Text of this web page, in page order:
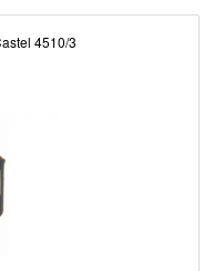
4510/3